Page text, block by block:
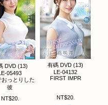
DVD (13)
05493
おっとりした
彼
NT$20.
有碼 DVD (13)
LE-04132
FIRST IMPR
NT$20.